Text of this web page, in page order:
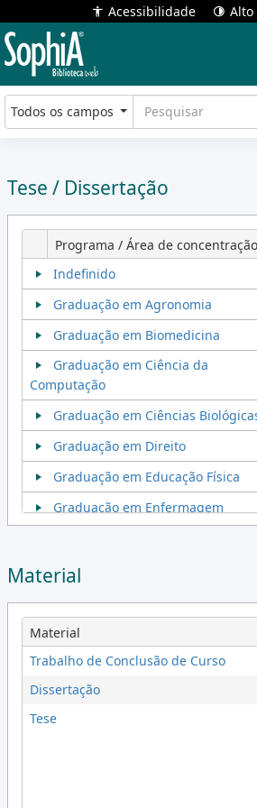
Acessibilidade Alto
Todos os campos
Tese / Dissertação
Programa / Área de concentração
Indefinido
Graduação em Agronomia
Graduação em Biomedicina
Graduação em Ciência da
Computação
Graduação em Ciências
Graduação em Direito
Graduação em Educação Física
Graduação em Enfermagem
Graduação em Física
Graduação em Fisioterapia
Graduação em Geografia
Graduação em História
Graduação em Matemática
Graduação em Medicina
Material
Material
Trabalho de Conclusão de Curso
Dissertação
Tese